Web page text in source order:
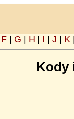
F G H I J K
Kody